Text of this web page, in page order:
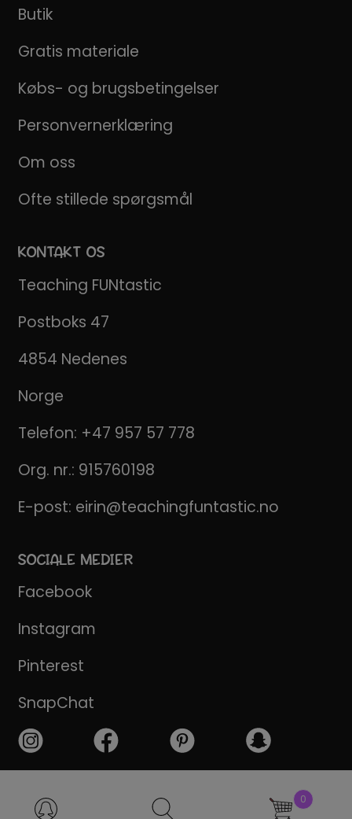
Butik
Gratis materiale
Købs- og brugsbetingelser
Personvernerklæring
Om oss
Ofte stillede spørgsmål
KONTAKT OS
Teaching FUNtastic
Postboks 47
4854 Nedenes
Norge
Telefon: +47 957 57 778
Org. nr.: 915760198
E-post: eirin@teachingfuntastic.no
SOCIALE MEDIER
Facebook
Instagram
Pinterest
SnapChat
Products
search 0